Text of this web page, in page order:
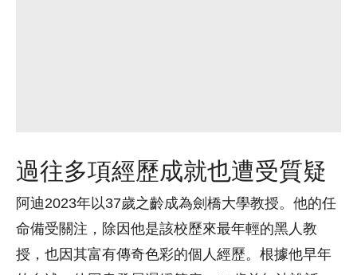
過往多項經歷成就也遭受質疑
阿迪2023年以37歲之齡成為劍橋大學教授。他的任
命備受關注，除因他是該校歷來最年輕的黑人教
授，也因其富有傳奇色彩的個人經歷。根據他早年